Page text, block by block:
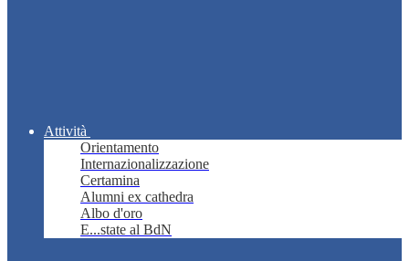
Attività
Orientamento
Internazionalizzazione
Certamina
Alumni ex cathedra
Albo d'oro
E...state al BdN